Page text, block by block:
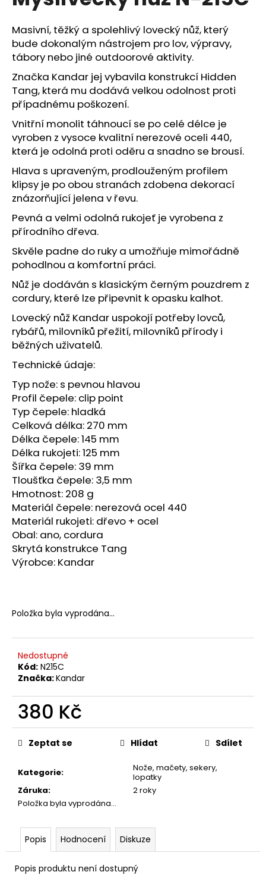
z
5
hvězdiček.
Masivní, těžký a spolehlivý lovecký nůž, který
bude dokonalým nástrojem pro lov, výpravy,
tábory nebo jiné outdoorové aktivity.
Značka Kandar jej vybavila konstrukcí Hidden
Tang, která mu dodává velkou odolnost proti
případnému poškození.
Vnitřní monolit táhnoucí se po celé délce je
vyroben z vysoce kvalitní nerezové oceli 440,
která je odolná proti oděru a snadno se brousí.
Hlava s upraveným, prodlouženým profilem
klipsy je po obou stranách zdobena dekorací
znázorňující jelena v řevu.
Pevná a velmi odolná rukojeť je vyrobena z
přírodního dřeva.
Skvěle padne do ruky a umožňuje mimořádně
pohodlnou a komfortní práci.
Nůž je dodáván s klasickým černým pouzdrem z
cordury, které lze připevnit k opasku kalhot.
Lovecký nůž Kandar uspokojí potřeby lovců,
rybářů, milovníků přežití, milovníků přírody i
běžných uživatelů.
Technické údaje:
Typ nože: s pevnou hlavou
Profil čepele: clip point
Typ čepele: hladká
Celková délka: 270 mm
Délka čepele: 145 mm
Délka rukojeti: 125 mm
Šířka čepele: 39 mm
Tloušťka čepele: 3,5 mm
Hmotnost: 208 g
Materiál čepele: nerezová ocel 440
Materiál rukojeti: dřevo + ocel
Obal: ano, cordura
Skrytá konstrukce Tang
Výrobce: Kandar
Položka byla vyprodána…
Nedostupné
Kód: N215C
Značka:Kandar
380 Kč
Měrná
cena:
Kategorie:
Nože, mačety, sekery,
lopatky
Záruka:
2 roky
Položka byla vyprodána…
Zeptat se Hlídat Sdílet
Popis Hodnocení Diskuze
Popis produktu není dostupný
j
í
t
?
HLEDAT
D
o
p
o
r
u
č
u
j
m
e
PERKUSNÍ
ZÁPALKY
SELLIER
&
BELLOT
4.0
-
100
KS
400
Kč